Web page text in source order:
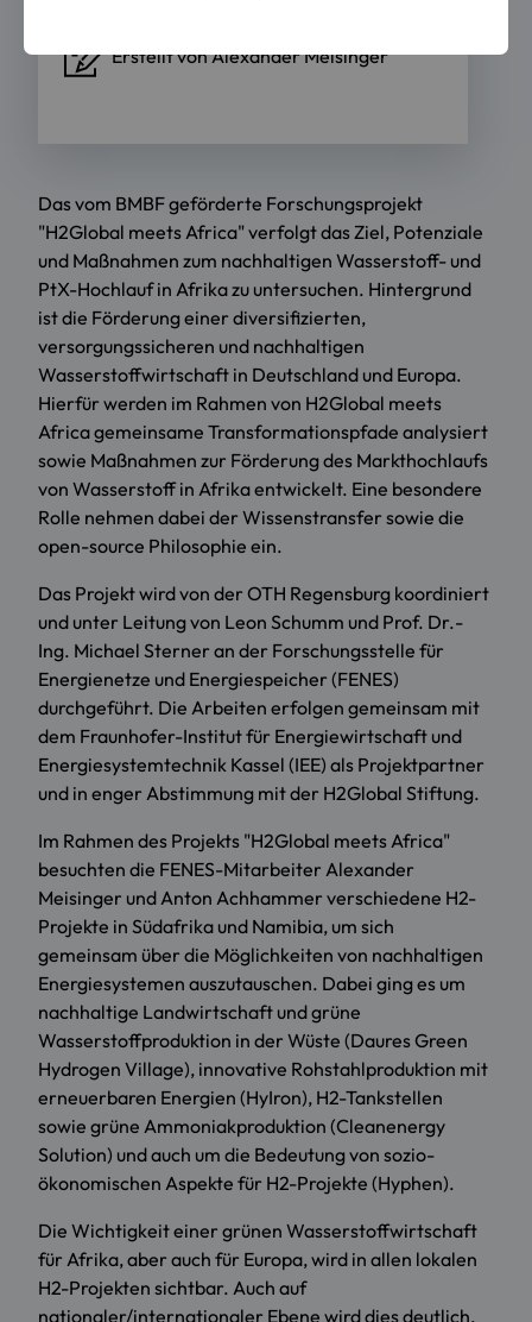
Erstellt vonAlexander Meisinger
Das vom BMBF geförderte Forschungsprojekt
"H2Global meets Africa" verfolgt das Ziel, Potenziale
und Maßnahmen zum nachhaltigen Wasserstoff- und
PtX-Hochlauf in Afrika zu untersuchen. Hintergrund
ist die Förderung einer diversifizierten,
versorgungssicheren und nachhaltigen
Wasserstoffwirtschaft in Deutschland und Europa.
Hierfür werden im Rahmen von H2Global meets
Africa gemeinsame Transformationspfade analysiert
sowie Maßnahmen zur Förderung des Markthochlaufs
von Wasserstoff in Afrika entwickelt. Eine besondere
Rolle nehmen dabei der Wissenstransfer sowie die
open-source Philosophie ein.
Das Projekt wird von der OTH Regensburg koordiniert
und unter Leitung von Leon Schumm und Prof. Dr.-
Ing. Michael Sterner an der Forschungsstelle für
Energienetze und Energiespeicher (FENES)
durchgeführt. Die Arbeiten erfolgen gemeinsam mit
dem Fraunhofer-Institut für Energiewirtschaft und
Energiesystemtechnik Kassel (IEE) als Projektpartner
und in enger Abstimmung mit der H2Global Stiftung.
Im Rahmen des Projekts "H2Global meets Africa"
besuchten die FENES-Mitarbeiter Alexander
Meisinger und Anton Achhammer verschiedene H2-
Projekte in Südafrika und Namibia, um sich
gemeinsam über die Möglichkeiten von nachhaltigen
Energiesystemen auszutauschen. Dabei ging es um
nachhaltige Landwirtschaft und grüne
Wasserstoffproduktion in der Wüste (Daures Green
Hydrogen Village), innovative Rohstahlproduktion mit
erneuerbaren Energien (HyIron), H2-Tankstellen
sowie grüne Ammoniakproduktion (Cleanenergy
Solution) und auch um die Bedeutung von sozio-
ökonomischen Aspekte für H2-Projekte (Hyphen).
Die Wichtigkeit einer grünen Wasserstoffwirtschaft
für Afrika, aber auch für Europa, wird in allen lokalen
H2-Projekten sichtbar. Auch auf
nationaler/internationaler Ebene wird dies deutlich.